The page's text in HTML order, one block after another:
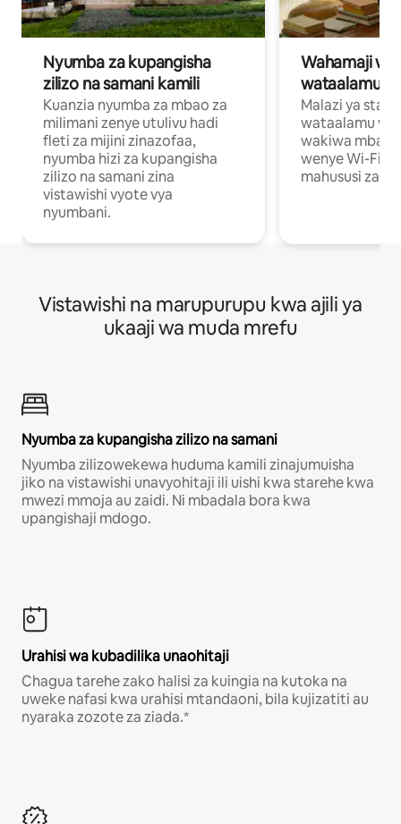
Nyumba za kupangisha
zilizo na samani kamili
Kuanzia nyumba za mbao za
milimani zenye utulivu hadi
fleti za mijini zinazofaa,
nyumba hizi za kupangisha
zilizo na samani zina
vistawishi vyote vya
nyumbani.
Wahamaji
wataalamu
Malazi ya
wataalamu
wakiwa mbali
wenye Wi-Fi
mahususi za
Vistawishi na marupurupu kwa ajili ya
ukaaji wa muda mrefu
Nyumba za kupangisha zilizo na samani
Nyumba zilizowekewa huduma kamili zinajumuisha
jiko na vistawishi unavyohitaji ili uishi kwa starehe kwa
mwezi mmoja au zaidi. Ni mbadala bora kwa
upangishaji mdogo.
Urahisi wa kubadilika unaohitaji
Chagua tarehe zako halisi za kuingia na kutoka na
uweke nafasi kwa urahisi mtandaoni, bila kujizatiti au
nyaraka zozote za ziada.*